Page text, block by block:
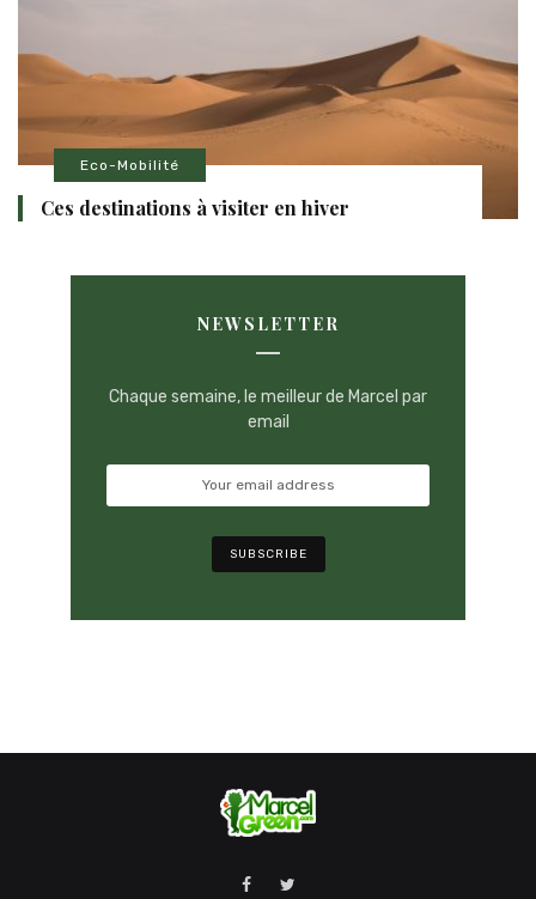
Eco-Mobilité
Ces destinations à visiter en hiver
NEWSLETTER
Chaque semaine, le meilleur de Marcel par
email